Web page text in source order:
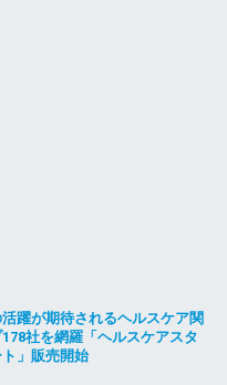
躍が期待されるヘルスケア関
社を網羅「ヘルスケアスタ
」販売開始